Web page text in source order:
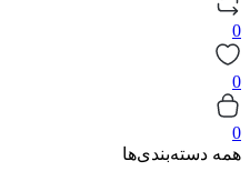
0
0
0
همه دسته‌بندی‌ها